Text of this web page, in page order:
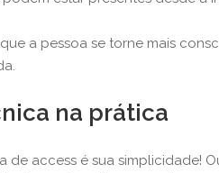
a pessoa se torne mais
na prática
de access é sua simplicidade!